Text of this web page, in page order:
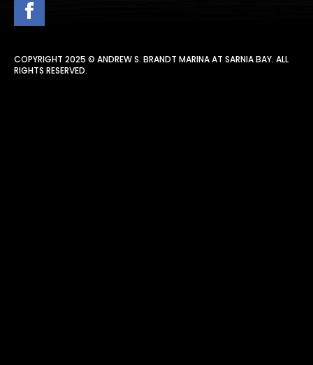
COPYRIGHT 2025 © ANDREW S. BRANDT MARINA AT SARNIA BAY. ALL
RIGHTS RESERVED.